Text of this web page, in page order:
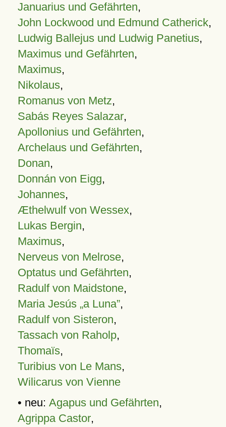
Januarius und Gefährten,
John Lockwood und Edmund Catherick,
Ludwig Ballejus und Ludwig Panetius,
Maximus und Gefährten,
Maximus,
Nikolaus,
Romanus von Metz,
Sabás Reyes Salazar,
Apollonius und Gefährten,
Archelaus und Gefährten,
Donan,
Donnán von Eigg,
Johannes,
Æthelwulf von Wessex,
Lukas Bergin,
Maximus,
Nerveus von Melrose,
Optatus und Gefährten,
Radulf von Maidstone,
Maria Jesús „a Luna”,
Radulf von Sisteron,
Tassach von Raholp,
Thomaïs,
Turibius von Le Mans,
Wilicarus von Vienne
• neu: Agapus und Gefährten,
Agrippa Castor,